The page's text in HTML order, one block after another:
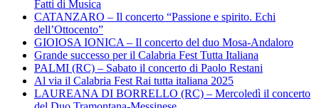
Fatti di Musica
CATANZARO – Il concerto “Passione e spirito. Echi
dell’Ottocento”
GIOIOSA IONICA – Il concerto del duo Mosa-Andaloro
Grande successo per il Calabria Fest Tutta Italiana
PALMI (RC) – Sabato il concerto di Paolo Restani
Al via il Calabria Fest Rai tutta italiana 2025
LAUREANA DI BORRELLO (RC) – Mercoledì il concerto